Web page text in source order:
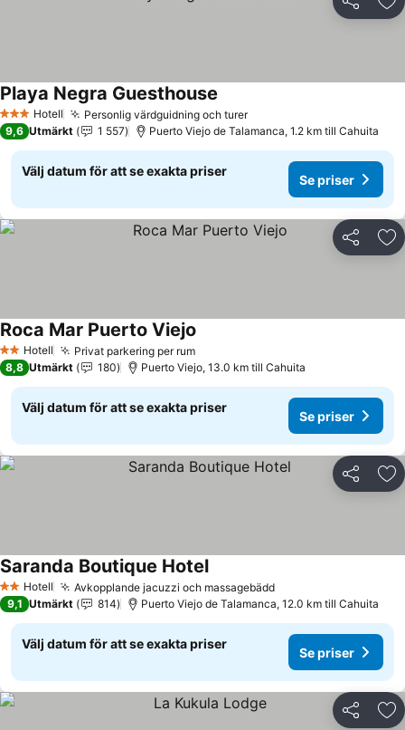
Dela
3 StjärnorHotell Personlig värdguidning och turerSe priser
Playa Negra Guesthouse
9,6 Utmärkt 1 557 Puerto Viejo de Talamanca, 1.2 km till Cahuita
Välj datum för att se exakta priser
Se priser
Dela
2 Stjärnor
Hotell Privat parkering per rumSe priser
Roca Mar Puerto Viejo
8,8 Utmärkt 180 Puerto Viejo, 13.0 km till Cahuita
Välj datum för att se exakta priser
Se priser
Dela
2 Stjärnor
Hotell Avkopplande jacuzzi och massagebäddSe priser
Saranda Boutique HotelSe priser
9,1 Utmärkt 814 Puerto Viejo de Talamanca, 12.0 km till Cahuita
Välj datum för att se exakta priser
Se priser
Dela